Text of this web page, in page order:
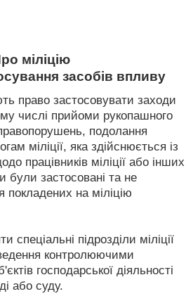
міліцію
засобів впливу
право застосовувати заходи
числі прийоми рукопашного
подолання
міліції, яка здійснюється із
працівників міліції або інших
були застосовані та не
покладених на міліцію
спеціальні підрозділи міліції
контролюючими
господарської діяльності
або суду.